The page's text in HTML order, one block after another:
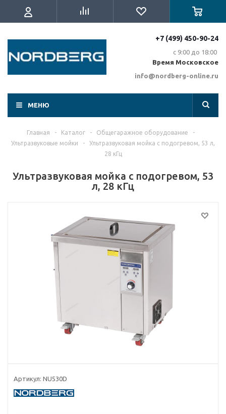
+7 (499) 450-90-24
с 9:00 до 18:00
Время Московское
info@nordberg-online.ru
МЕНЮ
Главная - Каталог - Общегаражное оборудование
-
Ультразвуковые мойки
-
Ультразвуковая мойка с подогревом, 53 л,
28 кГц
Ультразвуковая мойка с подогревом, 53
л, 28 кГц
Артикул: NU530D